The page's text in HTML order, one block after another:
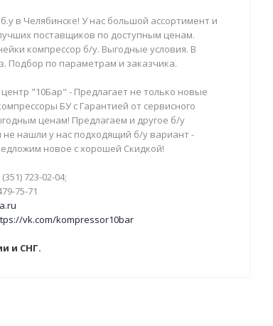
в Челябинске! У нас большой ассортимент и
поставщиков по доступным ценам.
компрессор б/у. Выгодные условия. В
Подбор по параметрам и заказчика.
"10Бар" - Предлагает не только новые
БУ с Гарантией от сервисного
ценам! Предлагаем и другое б/у
не нашли у нас подходящий б/у вариант -
новое с хорошей Скидкой!
(351) 723-02-04;
75-71
vk.com/kompressor10bar
и СНГ.